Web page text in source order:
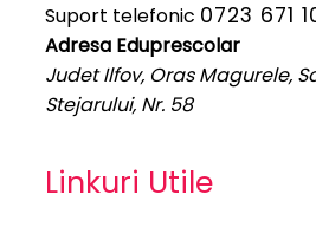
Suport telefonic 0723 671
Adresa Eduprescolar
Judet Ilfov, Oras Magurele,
Stejarului, Nr. 58
Linkuri Utile